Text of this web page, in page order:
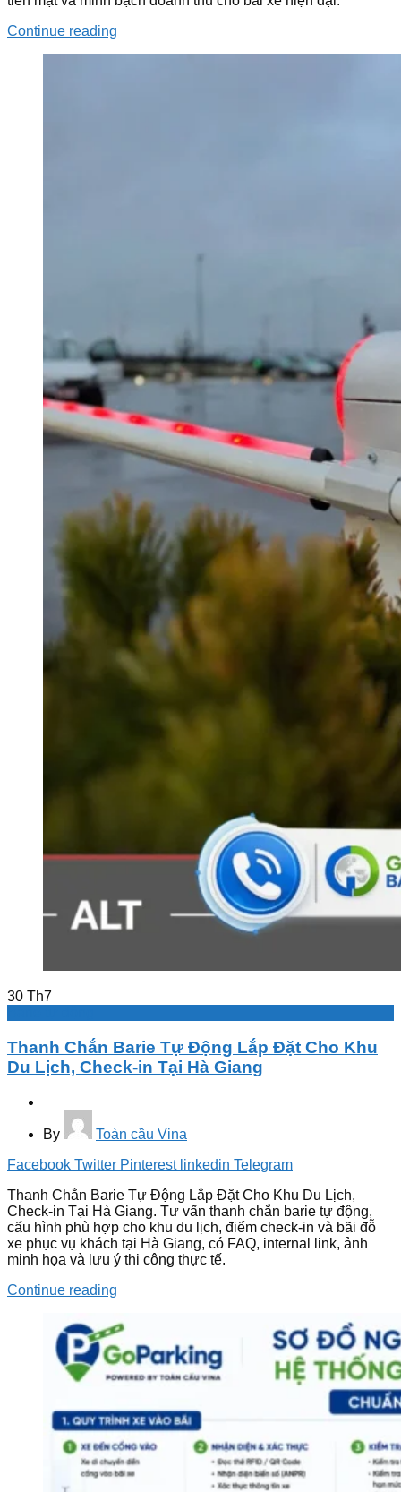
Continue reading
30 Th7
Thanh Chắn Barie Tự Động Lắp Đặt Cho Khu
Du Lịch, Check-in Tại Hà Giang
By
Toàn cầu Vina
Facebook Twitter Pinterest linkedin Telegram
Thanh Chắn Barie Tự Động Lắp Đặt Cho Khu Du Lịch,
Check-in Tại Hà Giang. Tư vấn thanh chắn barie tự động,
cấu hình phù hợp cho khu du lịch, điểm check-in và bãi đỗ
xe phục vụ khách tại Hà Giang, có FAQ, internal link, ảnh
minh họa và lưu ý thi công thực tế.
Continue reading